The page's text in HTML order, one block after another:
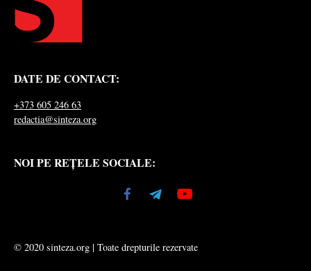
DATE DE CONTACT:
+373 605 246 63
redactia@sinteza.org
NOI PE REȚELE SOCIALE:
© 2020 sinteza.org | Toate drepturile rezervate